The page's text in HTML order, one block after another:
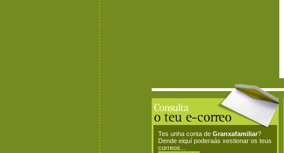
Tes unha conta de Granxafamiliar?
Dende eiquí poderaás xestionar os teus
correos...